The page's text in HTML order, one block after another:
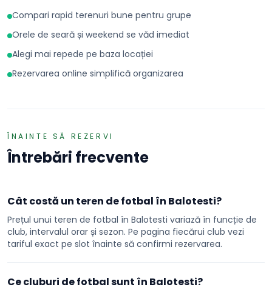
Compari rapid terenuri bune pentru grupe
Orele de seară și weekend se văd imediat
Alegi mai repede pe baza locației
Rezervarea online simplifică organizarea
ÎNAINTE SĂ REZERVI
Întrebări frecvente
Cât costă un teren de fotbal în Balotesti?
Prețul unui teren de fotbal în Balotesti variază în funcție de
club, intervalul orar și sezon. Pe pagina fiecărui club vezi
tariful exact pe slot înainte să confirmi rezervarea.
Ce cluburi de fotbal sunt în Balotesti?